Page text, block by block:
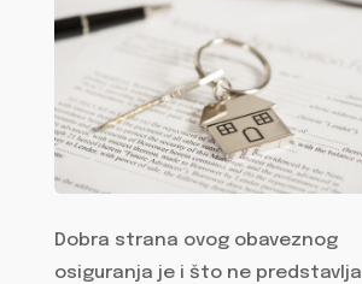
Dobra strana ovog obaveznog
osiguranja je i što ne predstavlja